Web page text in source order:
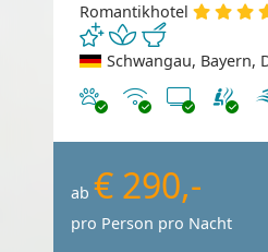
Romantikhotel
Schwangau, Bayern,
Haustiere erlaubt
Internet
TV
ab € 290,-
pro Person pro Nacht